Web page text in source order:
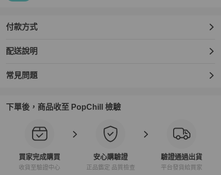
付款方式
配送說明
常見問題
下單後，商品收至 PopChill 檢驗
買家完成購買
收貨至驗證中心
安心購驗證
正品鑑定 品質檢查
驗證通過出貨
平台發貨給買家